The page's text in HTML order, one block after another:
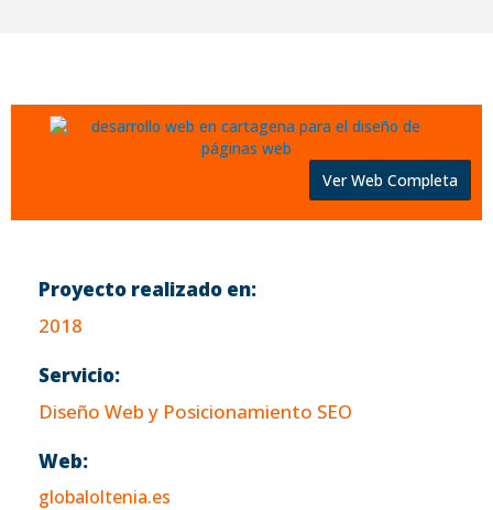
Ver Web Completa
Proyecto realizado en:
2018
Servicio:
Diseño Web y Posicionamiento SEO
Web:
globaloltenia.es